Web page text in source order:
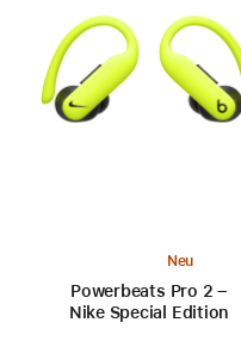
Neu
Powerbeats Pro 2 –
Nike Special Edition